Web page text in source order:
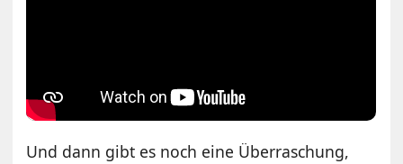
Und dann gibt es noch eine Überraschung,